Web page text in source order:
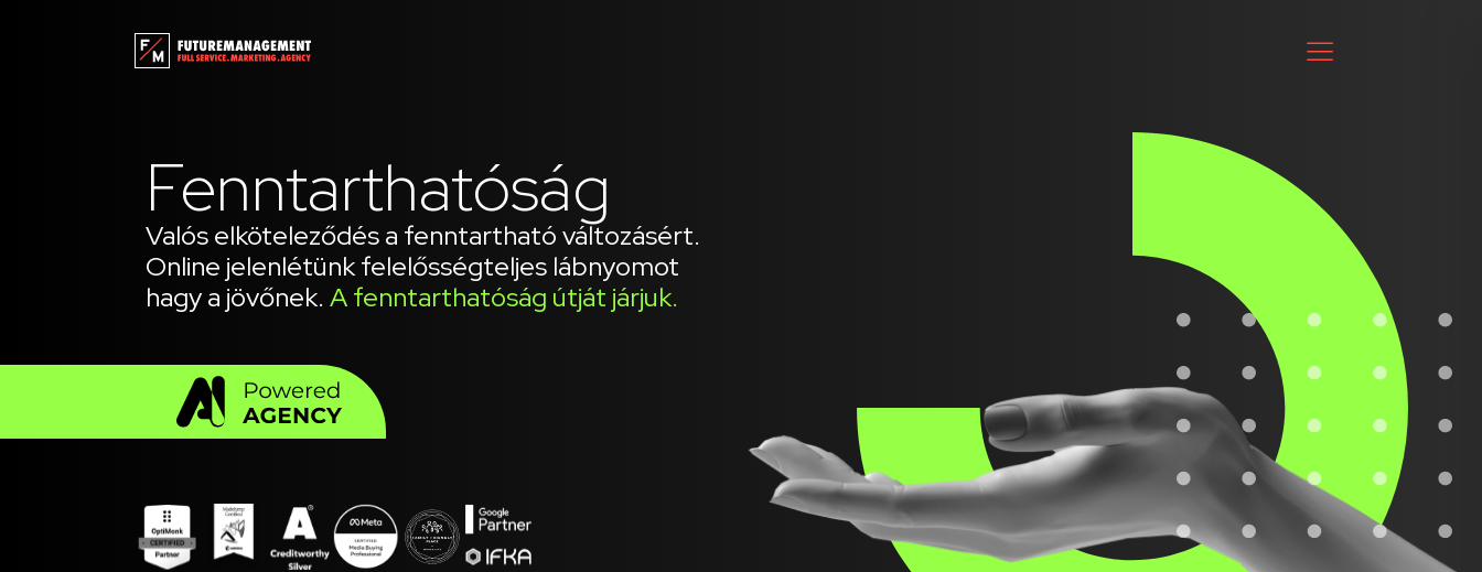
Fenntarthatóság
Valós elköteleződés a fenntartható változásért.
Online jelenlétünk felelősségteljes lábnyomot
hagy a jövőnek. A fenntarthatóság útját járjuk.